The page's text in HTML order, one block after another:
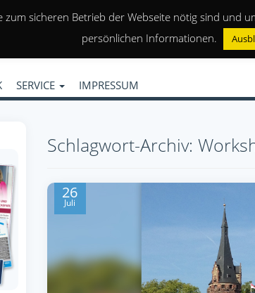
SERVICE IMPRESSUM
Schlagwort-Archiv:
26
Juli
sicheren Betrieb der Webseite nötig sind und
persönlichen Informationen.